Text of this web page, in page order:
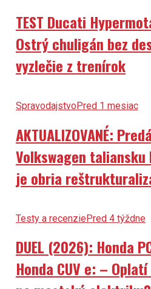
TEST Ducati
Ostrý chuligán bez
vyzlečie z trenírok
SpravodajstvoPred 1 mesiac
AKTUALIZOVANÉ:
Volkswagen
je obria
Testy a recenziePred 4 týždne
DUEL (2026): Honda
Honda CUV e: –